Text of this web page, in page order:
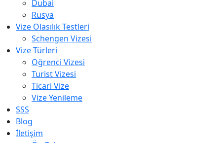
Dubai
Rusya
Vize Olasılık Testleri
Schengen Vizesi
Vize Türleri
Öğrenci Vizesi
Turist Vizesi
Ticari Vize
Vize Yenileme
SSS
Blog
İletişim